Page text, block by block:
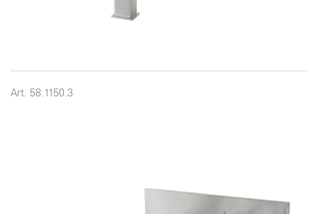
Art. 58.1150.3